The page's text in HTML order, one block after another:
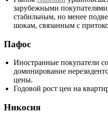
зарубежными
стабильным, но менее
шокам, связанным с
Пафос
Иностранные покупатели
доминирование
цены.
Годовой рост цен на
Никосия